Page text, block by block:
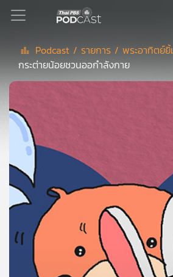
Podcast
เพล
ย์
แนะนำ
เพล
ลิ
Podcast / รายการ /พระอาทิตย์
กระต่ายน้อยชวนออกำลังกาย